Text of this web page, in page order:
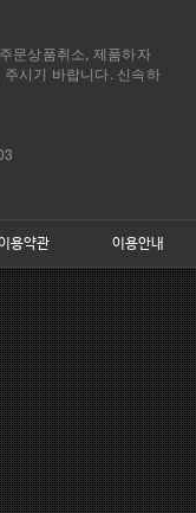
문상품취소, 제품하자
시기 바랍니다. 신속하
용약관 이용안내